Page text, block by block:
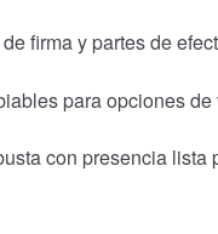
firma y partes de
para opciones
con presencia lista